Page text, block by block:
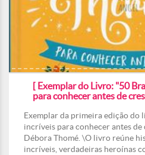
[ Exemplar do Livro: "50
para conhecer antes de
Exemplar da primeira edição do
incríveis para conhecer antes
Débora Thomé. \O livro reúne
incríveis, verdadeiras heroínas